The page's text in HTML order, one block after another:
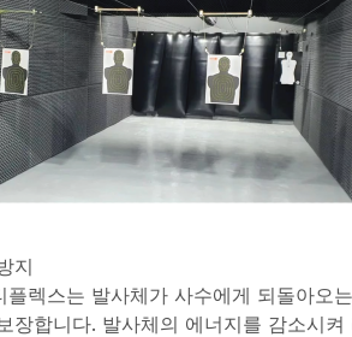
지
플렉스는 발사체가 사수에게 되돌아오
장합니다. 발사체의 에너지를 감소시